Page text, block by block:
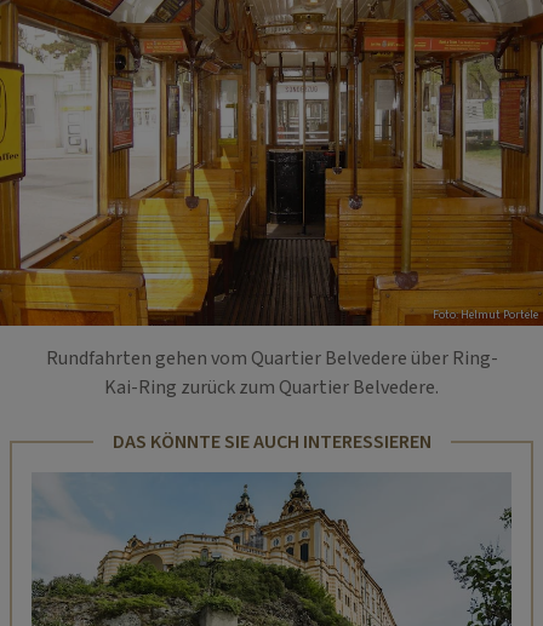
Foto: Helmut Portele
Rundfahrten gehen vom Quartier Belvedere über Ring-
Kai-Ring zurück zum Quartier Belvedere.
DAS KÖNNTE SIE AUCH INTERESSIEREN